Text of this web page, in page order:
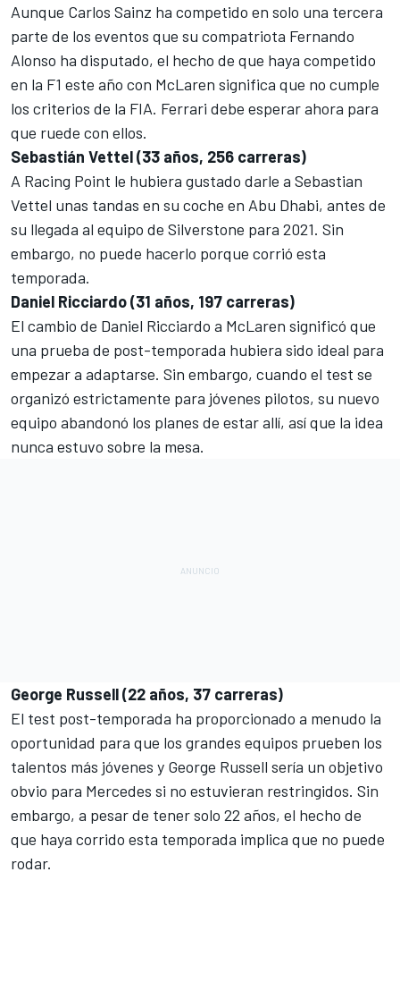
Aunque Carlos Sainz ha competido en solo una tercera
parte de los eventos que su compatriota Fernando
Alonso ha disputado, el hecho de que haya competido
en la F1 este año con McLaren significa que no cumple
los criterios de la FIA. Ferrari debe esperar ahora para
que ruede con ellos.
Sebastián Vettel (33 años, 256 carreras)
A Racing Point le hubiera gustado darle a Sebastian
Vettel unas tandas en su coche en Abu Dhabi, antes de
su llegada al equipo de Silverstone para 2021. Sin
embargo, no puede hacerlo porque corrió esta
temporada.
Daniel Ricciardo (31 años, 197 carreras)
El cambio de Daniel Ricciardo a McLaren significó que
una prueba de post-temporada hubiera sido ideal para
empezar a adaptarse. Sin embargo, cuando el test se
organizó estrictamente para jóvenes pilotos, su nuevo
equipo abandonó los planes de estar allí, así que la idea
nunca estuvo sobre la mesa.
George Russell (22 años, 37 carreras)
El test post-temporada ha proporcionado a menudo la
oportunidad para que los grandes equipos prueben los
talentos más jóvenes y George Russell sería un objetivo
obvio para Mercedes si no estuvieran restringidos. Sin
embargo, a pesar de tener solo 22 años, el hecho de
que haya corrido esta temporada implica que no puede
rodar.